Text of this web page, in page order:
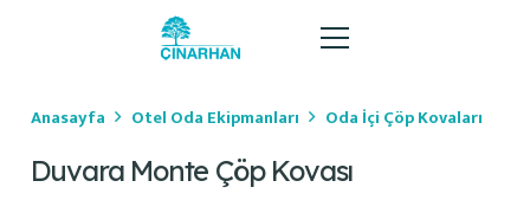
Anasayfa Otel Oda Ekipmanları Oda İçi Çöp Kovaları
Duvara Monte Çöp Kovası